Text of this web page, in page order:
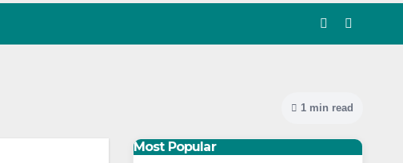
1 min read
Most Popular